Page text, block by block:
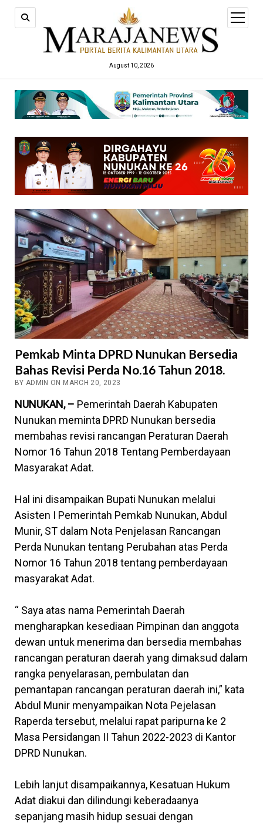
August 10, 2026
open
menu
Pemkab Minta DPRD Nunukan Bersedia
Bahas Revisi Perda No.16 Tahun 2018.
BY ADMIN ON MARCH 20, 2023
NUNUKAN, – Pemerintah Daerah Kabupaten
Nunukan meminta DPRD Nunukan bersedia
membahas revisi rancangan Peraturan Daerah
Nomor 16 Tahun 2018 Tentang Pemberdayaan
Masyarakat Adat.
Hal ini disampaikan Bupati Nunukan melalui
Asisten I Pemerintah Pemkab Nunukan, Abdul
Munir, ST dalam Nota Penjelasan Rancangan
Perda Nunukan tentang Perubahan atas Perda
Nomor 16 Tahun 2018 tentang pemberdayaan
masyarakat Adat.
“ Saya atas nama Pemerintah Daerah
mengharapkan kesediaan Pimpinan dan anggota
dewan untuk menerima dan bersedia membahas
rancangan peraturan daerah yang dimaksud dalam
rangka penyelarasan, pembulatan dan
pemantapan rancangan peraturan daerah ini,” kata
Abdul Munir menyampaikan Nota Pejelasan
Raperda tersebut, melalui rapat paripurna ke 2
Masa Persidangan II Tahun 2022-2023 di Kantor
DPRD Nunukan.
Lebih lanjut disampaikannya, Kesatuan Hukum
Adat diakui dan dilindungi keberadaanya
sepanjang masih hidup sesuai dengan